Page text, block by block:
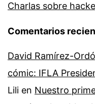
Charlas sobre
Comentarios
David Ramírez-
cómic: IFLA
Lili en Nuestro